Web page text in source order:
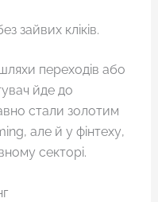
зайвих кліків.
переходів або
йде до
стали золотим
але й у фінтеху,
секторі.